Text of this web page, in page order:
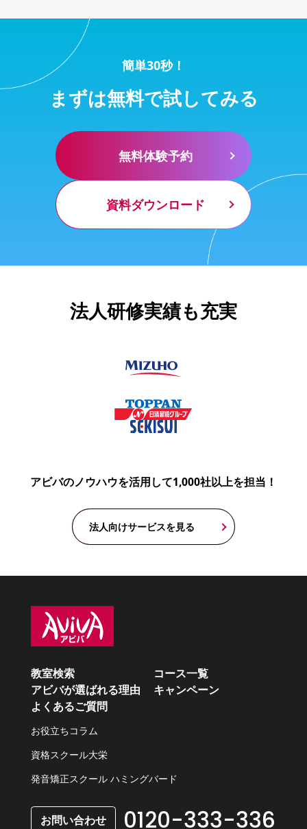
簡単30秒！
まずは無料で試してみる
無料体験予約
資料ダウンロード
法人研修実績も充実
アビバのノウハウを活用して1,000社以上を担当！
法人向けサービスを見る
教室検索
コース一覧
アビバが選ばれる理由
キャンペーン
よくあるご質問
お役立ちコラム
資格スクール大栄
発音矯正スクール ハミングバード
お問い合わせ 0120-333-336